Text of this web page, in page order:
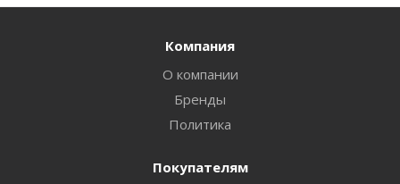
Компания
О компании
Бренды
Политика
Покупателям